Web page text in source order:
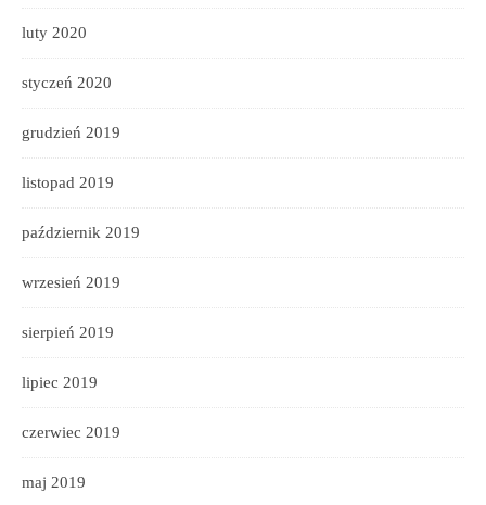
luty 2020
styczeń 2020
grudzień 2019
listopad 2019
październik 2019
wrzesień 2019
sierpień 2019
lipiec 2019
czerwiec 2019
maj 2019